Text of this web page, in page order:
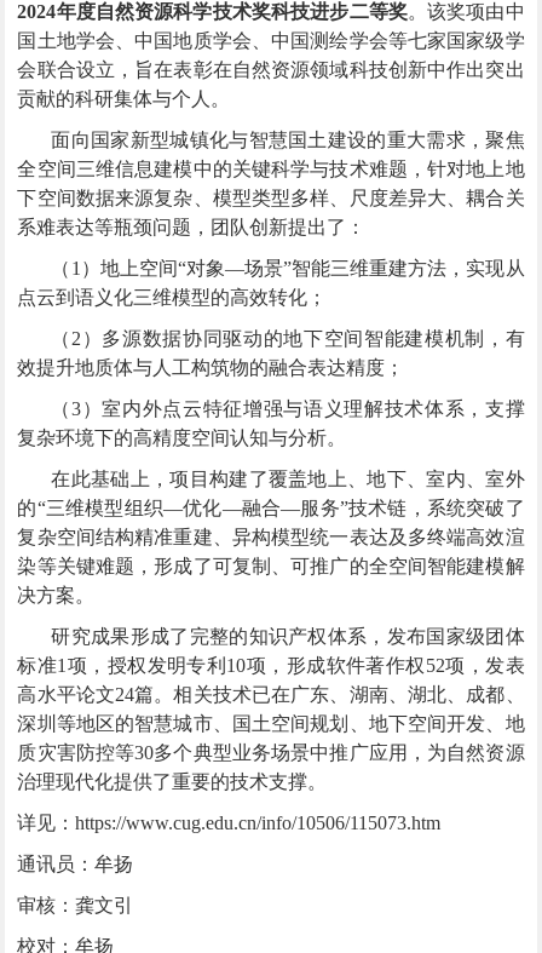
2024年度自然资源科学技术奖科技进步二等奖。该奖项由中
国土地学会、中国地质学会、中国测绘学会等七家国家级学
会联合设立，旨在表彰在自然资源领域科技创新中作出突出
贡献的科研集体与个人。
面向国家新型城镇化与智慧国土建设的重大需求，聚焦
全空间三维信息建模中的关键科学与技术难题 ，针对地上地
下空间数据来源复杂、模型类型多样、尺度差异大、耦合关
系难表达等瓶颈问题 ， 团队创新提出了 ：
（1） 地上空间“对象—场景”智能三维重建方法 ，实现从
点云到语义化三维模型的高效转化；
（2） 多源数据协同驱动的地下空间智能建模机制
，有
效提升地质体与人工构筑物的融合表达精度；
（3）室内外点云特征增强与语义理解技术体系 ，支撑
复杂环境下的高精度空间认知与分析。
在此基础上，项目构建了覆盖地上、地下、室内、室外
的“三维模型组织—优化—融合—服务”技术链， 系统突破了
复杂空间结构精准重建、异构模型统一表达及多终端高效渲
染等关键难题，形成了可复制、可推广的全空间智能建模解
决方案。
研究成果形成了完整的知识产权体系， 发布国家级团体
标准1项，授权发明专利10项，形成软件著作权52项，发表
高水平论文24篇。相关技术已在广东、湖南、湖北、成都、
深圳等地区的智慧城市、国土空间规划、地下空间开发、地
质灾害防控等30多个典型业务场景中推广应用，为自然资源
治理现代化提供了重要的技术支撑。
详见：https://www.cug.edu.cn/info/10506/115073.htm
通讯员：牟扬
审核：龚文引
校对：牟扬